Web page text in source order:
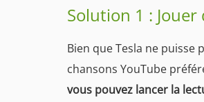
Solution 1 :
Bien que Tesla ne
chansons YouTube
vous pouvez lancer la